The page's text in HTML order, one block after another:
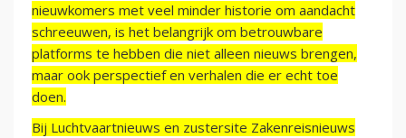
nieuwkomers met veel minder historie om aandacht
schreeuwen, is het belangrijk om betrouwbare
platforms te hebben die niet alleen nieuws brengen,
maar ook perspectief en verhalen die er echt toe
doen.
Bij Luchtvaartnieuws en zustersite Zakenreisnieuws